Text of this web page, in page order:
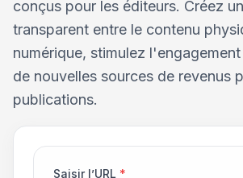
conçus pour les éditeurs. Créez
transparent entre le contenu
numérique, stimulez
de nouvelles sources de revenus
publications.
Saisir l’URL *